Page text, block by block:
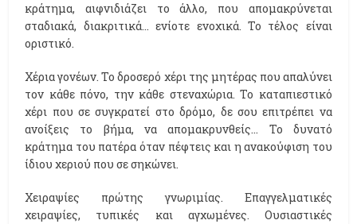
κράτημα, αιφνιδιάζει το άλλο, που απομακρύνεται
σταδιακά, διακριτικά... ενίοτε ενοχικά. Το τέλος είναι
οριστικό.
Χέρια γονέων. Το δροσερό χέρι της μητέρας που απαλύνει
τον κάθε πόνο, την κάθε στεναχώρια. Το καταπιεστικό
χέρι που σε συγκρατεί στο δρόμο, δε σου επιτρέπει να
ανοίξεις το βήμα, να απομακρυνθείς... Το δυνατό
κράτημα του πατέρα όταν πέφτεις και η ανακούφιση του
ίδιου χεριού που σε σηκώνει.
Χειραψίες πρώτης γνωριμίας. Επαγγελματικές
χειραψίες, τυπικές και αγχωμένες. Ουσιαστικές